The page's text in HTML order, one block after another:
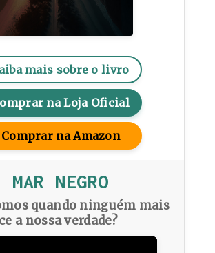
mais sobre o livro
na Loja Oficial
Comprar na Amazon
MAR NEGRO
quando ninguém mais
a nossa verdade?